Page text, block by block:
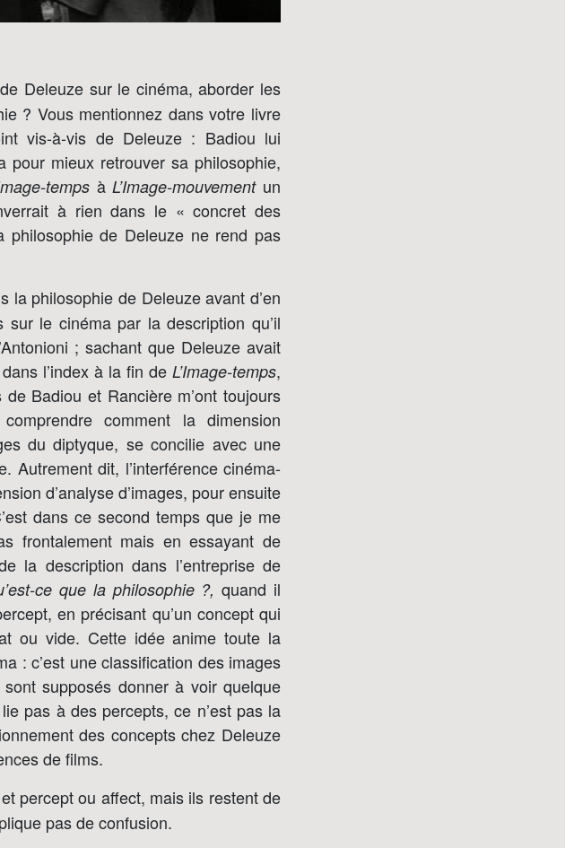
Deleuze sur le cinéma, aborder les
? Vous mentionnez dans votre livre
vis-à-vis de Deleuze : Badiou lui
mieux retrouver sa philosophie,
tempsàL’Image-mouvementun
à rien dans le « concret des
de Deleuze ne rend pas
la philosophie de Deleuze avant d’en
le cinéma par la description qu’il
; sachant que Deleuze avait
l’index à la fin de L’Image-temps,
Badiou et Rancière m’ont toujours
comment la dimension
du diptyque, se concilie avec une
Autrement dit, l’interférence cinéma-
d’analyse d’images, pour ensuite
dans ce second temps que je me
frontalement mais en essayant de
la description dans l’entreprise de
ce que la philosophie ?, quand il
en précisant qu’un concept qui
ou vide. Cette idée anime toute la
: c’est une classification des images
supposés donner à voir quelque
pas à des percepts, ce n’est pas la
des concepts chez Deleuze
de films.
percept ou affect, mais ils restent de
pas de confusion.